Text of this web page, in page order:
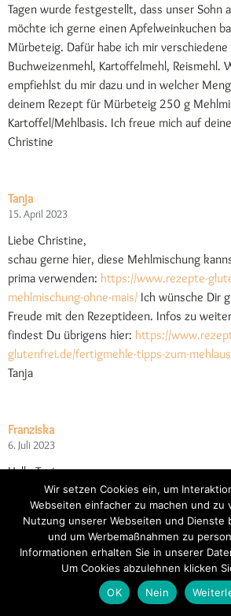
Tagen wurde festgestellt, dass unser Sohn
möchte ich gerne einen Apfelweinkuchen
Mürbeteig. Dafür habe ich mir
Buchweizenmehl, Kartoffelmehl, Reismehl.
empfiehlst du mir dazu und in welcher
deinem Rezept für Mürbeteig 250 g
Kartoffel/Mehlbasis. Ich freue mich auf
Christine
Tanja
15. April 2023
Liebe Christine,
schau gerne hier, diese Mehlmischung
prima verwenden: https://www.rezepte-
mehlmischung-ohne-mais/ Ich wünsche Dir
Freude mit den Rezeptideen. Infos zu
findest Du übrigens hier: https://
glutenfrei.de/fertigmehle-tipps-zum-
Tanja
Franziska
6. Juli 2023
Hallo Tanja,
vielen Dank für deine tollen Rezepte – sie
ausgetüftelt und lecker!
Ich habe in deiner Info zum Austausch von
gelesen, dass man eine Maismehlmischung
Reis-/Kartoffelmehlmischung ersetzen kann.
Du schreibst in diesem Rezept für eine
Wir setzen Cookies ein, um
Webseiten einfacher zu machen und zu
Nutzung unserer Webseiten und Dienste
und um Werbemaßnahmen zu
Informationen erhalten Sie in unserer
Um Cookies abzulehnen klicken
OK
Nein